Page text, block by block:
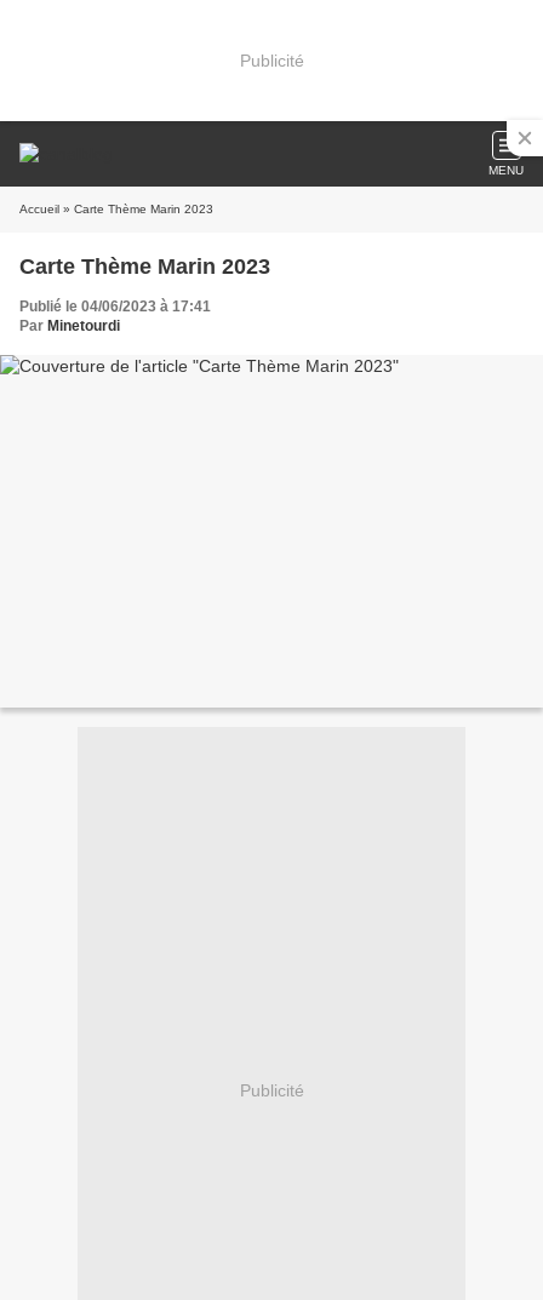
Publicité
MENU
Accueil » Carte Thème Marin 2023
Carte Thème Marin 2023
Publié le 04/06/2023 à 17:41
Par Minetourdi
Publicité